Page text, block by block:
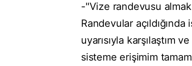
-"Vize randevusu
Randevular
uyarısıyla karşılaştım
sisteme erişimim